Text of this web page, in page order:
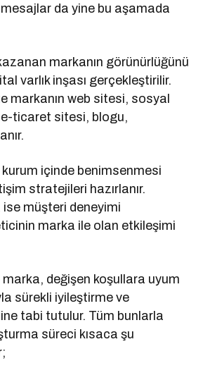
da yine bu aşamada
markanın görünürlüğünü
varlık inşası gerçekleştirilir.
markanın web sitesi, sosyal
e-ticaret sitesi, blogu,
içinde benimsenmesi
stratejileri hazırlanır.
müşteri deneyimi
marka ile olan etkileşimi
değişen koşullara uyum
sürekli iyileştirme ve
tabi tutulur. Tüm bunlarla
süreci kısaca şu